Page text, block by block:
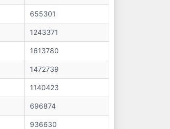
655301
1243371
1613780
1472739
1140423
696874
936630